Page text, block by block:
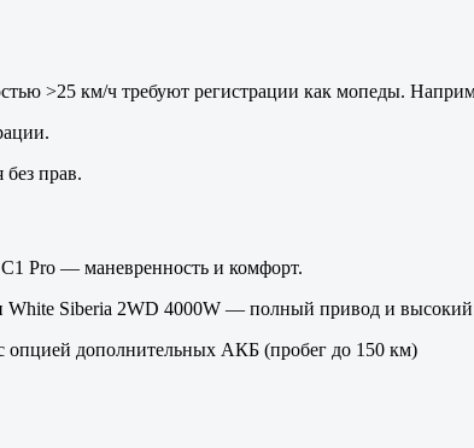
>25 км/ч требуют регистрации как мопеды.
прав.
Pro — маневренность и комфорт.
White Siberia 2WD 4000W — полный привод и высокий
опцией дополнительных АКБ (пробег до 150 км)